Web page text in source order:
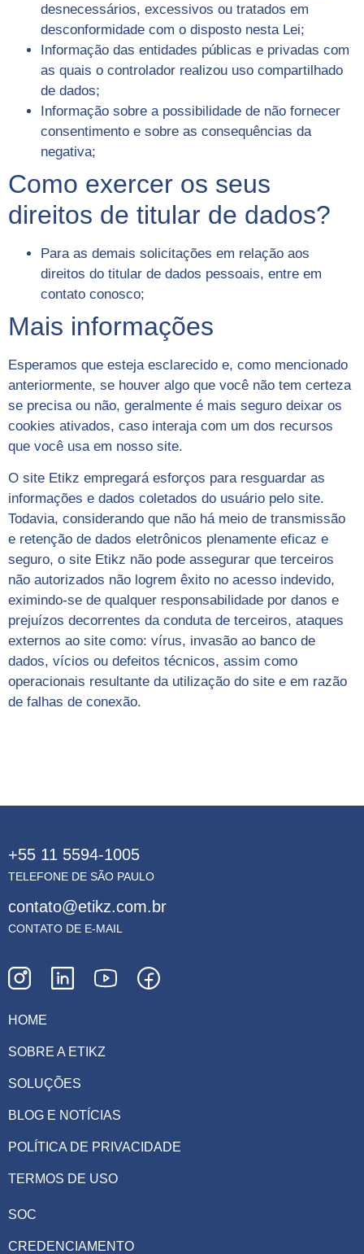
desnecessários, excessivos ou tratados em
desconformidade com o disposto nesta Lei;
Informação das entidades públicas e privadas com
as quais o controlador realizou uso compartilhado
de dados;
Informação sobre a possibilidade de não fornecer
consentimento e sobre as consequências da
negativa;
Como exercer os seus
direitos de titular de dados?
Para as demais solicitações em relação aos
direitos do titular de dados pessoais, entre em
contato conosco;
Mais informações
Esperamos que esteja esclarecido e, como mencionado
anteriormente, se houver algo que você não tem certeza
se precisa ou não, geralmente é mais seguro deixar os
cookies ativados, caso interaja com um dos recursos
que você usa em nosso site.
O site Etikz empregará esforços para resguardar as
informações e dados coletados do usuário pelo site.
Todavia, considerando que não há meio de transmissão
e retenção de dados eletrônicos plenamente eficaz e
seguro, o site Etikz não pode assegurar que terceiros
não autorizados não logrem êxito no acesso indevido,
eximindo-se de qualquer responsabilidade por danos e
prejuízos decorrentes da conduta de terceiros, ataques
externos ao site como: vírus, invasão ao banco de
dados, vícios ou defeitos técnicos, assim como
operacionais resultante da utilização do site e em razão
de falhas de conexão.
+55 11 5594-1005
TELEFONE DE SÃO PAULO
contato@etikz.com.br
CONTATO DE E-MAIL
HOME
SOBRE A ETIKZ
SOLUÇÕES
BLOG E NOTÍCIAS
POLÍTICA DE PRIVACIDADE
TERMOS DE USO
SOC
CREDENCIAMENTO